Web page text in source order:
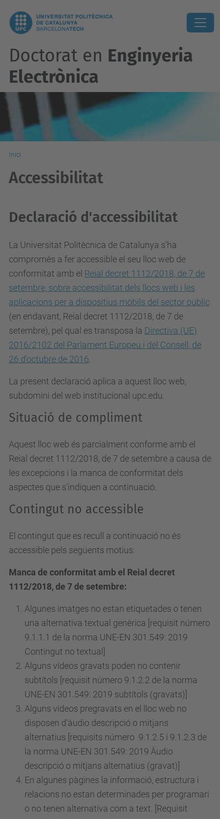
Doctorat en Enginyeria
Electrònica
Inici
Accessibilitat
Declaració d'accessibilitat
La Universitat Politècnica de Catalunya s’ha
compromès a fer accessible el seu lloc web de
conformitat amb el Reial decret 1112/2018, de 7 de
setembre, sobre accessibilitat dels llocs web i les
aplicacions per a dispositius mòbils del sector públic
(en endavant, Reial decret 1112/2018, de 7 de
setembre), pel qual es transposa la Directiva (UE)
2016/2102 del Parlament Europeu i del Consell, de
26 d'octubre de 2016
La present declaració aplica a aquest lloc web,
subdomini del web institucional upc.edu.
Situació de compliment
Aquest lloc web és parcialment conforme amb el
Reial decret 1112/2018, de 7 de setembre a causa de
les excepcions i la manca de conformitat dels
aspectes que s’indiquen a continuació.
Contingut no accessible
El contingut que es recull a continuació no és
accessible pels següents motius:
Manca de conformitat amb el Reial decret
1112/2018, de 7 de setembre:
Algunes imatges no estan etiquetades o tenen
una alternativa textual genèrica [requisit número
9.1.1.1 de la norma UNE-EN 301.549: 2019
Contingut no textual]
Alguns vídeos gravats poden no contenir
subtítols [requisit número 9.1.2.2 de la norma
UNE-EN 301.549: 2019 subtítols (gravats)]
Alguns vídeos pregravats en el lloc web no
disposen d'àudio descripció o mitjans
alternatius [requisits número 9.1.2.5 i 9.1.2.3 de
la norma UNE-EN 301.549: 2019 Àudio
descripció o mitjans alternatius (gravat)]
En algunes pàgines la informació, estructura i
relacions no estan determinades per programari
o no tenen alternativa com a text. [Requisit